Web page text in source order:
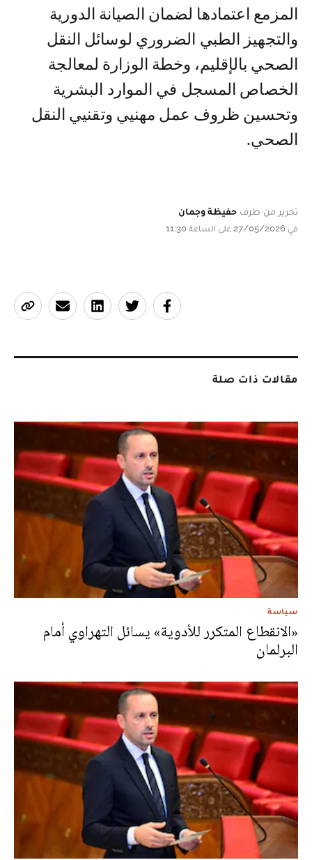
المزمع اعتمادها لضمان الصيانة الدورية
والتجهيز الطبي الضروري لوسائل النقل
الصحي بالإقليم، وخطة الوزارة لمعالجة
الخصاص المسجل في الموارد البشرية
وتحسين ظروف عمل مهنيي وتقنيي النقل
الصحي.
تحرير من طرف حفيظة وجمان
في 27/05/2026 على الساعة 11:30
مقالات ذات صلة
سياسة
«الانقطاع المتكرر للأدوية» يسائل التهراوي أمام
البرلمان